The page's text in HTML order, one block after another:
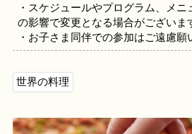
・スケジュールやプログラム、メ
の影響で変更となる場合がございま
・お子さま同伴での参加はご遠慮願
世界の料理